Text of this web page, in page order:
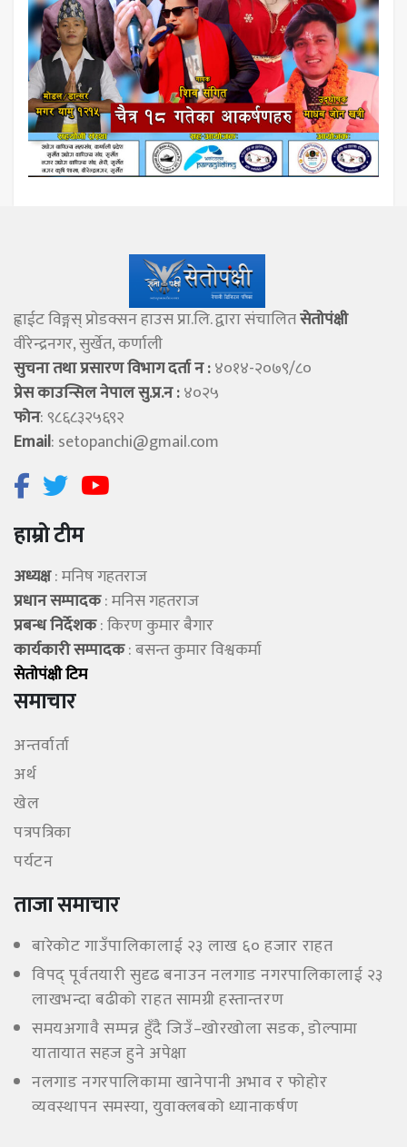
ह्वाईट विङ्गस् प्राेडक्सन हाउस प्रा.लि. द्वारा संचालितसेताेपंक्षी
वीरेन्द्रनगर, सुर्खेत, कर्णाली
सुचना तथा प्रसारण विभाग दर्ता न :४०१४-२०७९/८०
प्रेस काउन्सिल नेपाल सु.प्र.न :४०२५
फोन: ९८६८३२५६९२
Email: setopanchi@gmail.com
हाम्रो टीम
अध्यक्ष: मनिष गहतराज
प्रधान सम्पादक: मनिस गहतराज
प्रबन्ध निर्देशक: किरण कुमार बैगार
कार्यकारी सम्पादक: बसन्त कुमार विश्वकर्मा
सेताेपंक्षी टिम
समाचार
अन्तर्वार्ता
अर्थ
खेल
पत्रपत्रिका
पर्यटन
ताजा समाचार
बारेकोट गाउँपालिकालाई २३ लाख ६० हजार राहत
विपद् पूर्वतयारी सुदृढ बनाउन नलगाड नगरपालिकालाई २३
लाखभन्दा बढीको राहत सामग्री हस्तान्तरण
समयअगावै सम्पन्न हुँदै जिउँ–खोरखोला सडक, डोल्पामा
यातायात सहज हुने अपेक्षा
नलगाड नगरपालिकामा खानेपानी अभाव र फोहोर
व्यवस्थापन समस्या, युवाक्लबको ध्यानाकर्षण